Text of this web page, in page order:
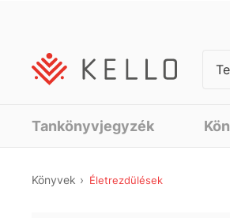
Tankönyvjegyzék
Könyvek Életrezdülések